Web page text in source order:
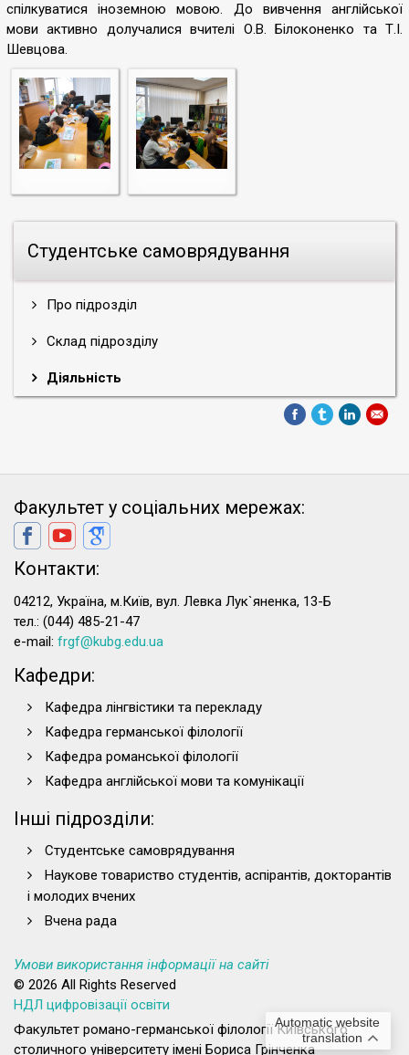
Студентське самоврядування
Про підрозділ
Склад підрозділу
Діяльність
спілкуватися іноземною мовою. До вивчення англійської
мови активно долучалися вчителі О.В. Білоконенко та Т.І.
Шевцова.
Automatic website
translation
Факультет у соціальних мережах:
Контакти:
04212, Україна, м.Київ, вул. Левка Лук`яненка, 13-Б
тел.: (044) 485-21-47
e-mail: frgf@kubg.edu.ua
Кафедри:
Кафедра лінгвістики та перекладу
Кафедра германської філології
Кафедра романської філології
Кафедра англійської мови та комунікації
Інші підрозділи:
Студентське самоврядування
Наукове товариство студентів, аспірантів, докторантів
і молодих вчених
Вчена рада
Умови використання інформації на сайті
© 2026 All Rights Reserved
НДЛ цифровізації освіти
Факультет романо-германської філології Київського
столичного університету імені Бориса Грінченка